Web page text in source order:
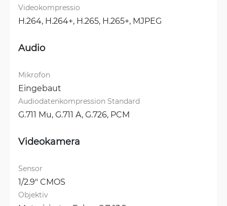
Videokompressio
H.264, H.264+, H.265, H.265+, MJPEG
Audio
Mikrofon
Eingebaut
Audiodatenkompression Standard
G.711 Mu, G.711 A, G.726, PCM
Videokamera
Sensor
1/2.9" CMOS
Objektiv